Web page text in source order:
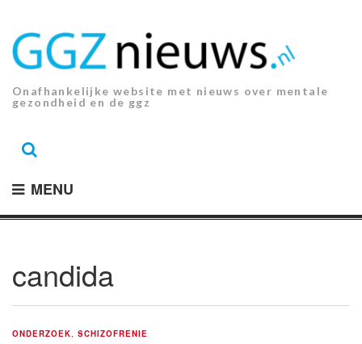
inhoud.
Onafhankelijke website met nieuws over mentale
gezondheid en de ggz
MENU
candida
ONDERZOEK SCHIZOFRENIE